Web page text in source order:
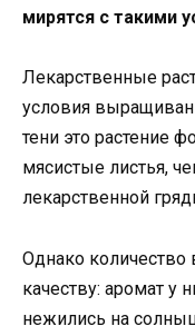
мирятся с такими
Лекарственные
условия
тени это растение
мясистые листья,
лекарственной
Однако количество
качеству: аромат у
нежились на